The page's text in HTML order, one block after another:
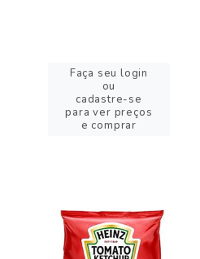
Faça seu login
ou
cadastre-se
para ver preços
e comprar